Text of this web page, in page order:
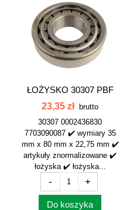
ŁOŻYSKO 30307 PBF
0002436830...
23,35 zł brutto
30307 0002436830
7703090087 ✔️ wymiary 35
mm x 80 mm x 22,75 mm ✔️
artykuły znormalizowane ✔️
łożyska ✔️ łożyska...
- +
Do koszyka